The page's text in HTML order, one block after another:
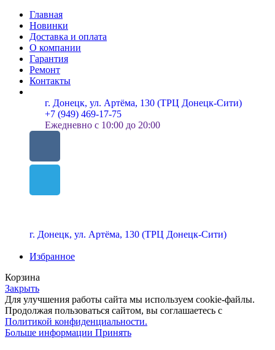
Главная
Новинки
Доставка и оплата
О компании
Гарантия
Ремонт
Контакты
г. Донецк, ул. Артёма, 130 (ТРЦ Донецк-Сити)
+7 (949) 469-17-75
Ежедневно с 10:00 до 20:00
г. Донецк, ул. Артёма, 130 (ТРЦ Донецк-Сити)
Избранное
Корзина
Закрыть
Для улучшения работы сайта мы используем cookie-файлы.
Продолжая пользоваться сайтом, вы соглашаетесь с
Политикой конфиденциальности.
Больше информации Принять